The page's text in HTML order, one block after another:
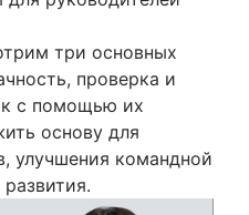
спринтов
проекта
продукта и бэклога
управления рабочими
три основных
проверка и
с помощью их
основу для
улучшения командной